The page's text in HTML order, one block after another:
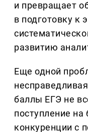
и превращает
в подготовку к
развитию
Еще одной
баллы ЕГЭ не
поступление
конкуренции с